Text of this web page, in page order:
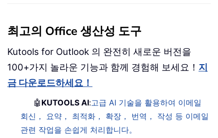
최고의 Office 생산성 도구
Kutools for Outlook 의 완전히 새로운 버전을
100+가지 놀라운 기능과 함께 경험해 보세요！ 지
금 다운로드하세요！
🤖 KUTOOLS AI:고급 AI 기술을 활용하여 이메일
회신， 요약， 최적화， 확장， 번역， 작성 등 이메일
관련 작업을 손쉽게 처리합니다。